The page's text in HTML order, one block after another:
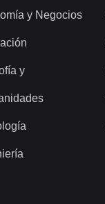
y Negocios
y